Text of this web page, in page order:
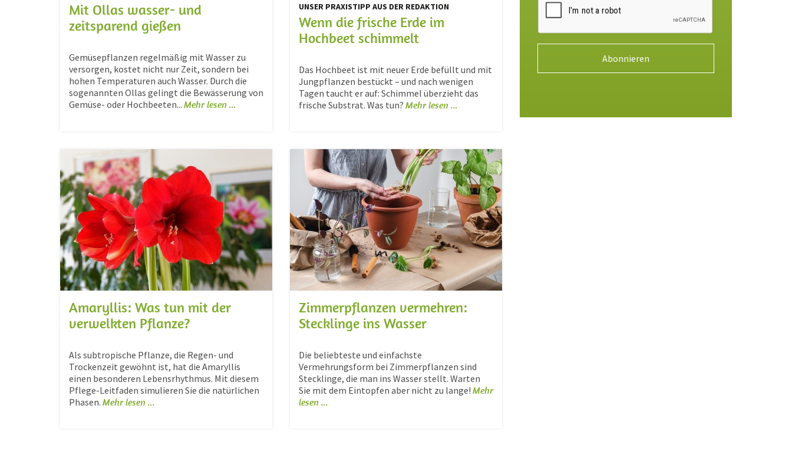
Mit Ollas wasser- und
zeitsparend gießen
Gemüsepflanzen regelmäßig mit Wasser zu
versorgen, kostet nicht nur Zeit, sondern bei
hohen Temperaturen auch Wasser. Durch die
sogenannten Ollas gelingt die Bewässerung von
Gemüse- oder Hochbeeten... Mehr lesen ...
UNSER PRAXISTIPP AUS DER REDAKTION
Wenn die frische Erde im
Hochbeet schimmelt
Das Hochbeet ist mit neuer Erde befüllt und mit
Jungpflanzen bestückt – und nach wenigen
Tagen taucht er auf: Schimmel überzieht das
frische Substrat. Was tun? Mehr lesen ...
Amaryllis: Was tun mit der
verwelkten Pflanze?
Als subtropische Pflanze, die Regen- und
Trockenzeit gewöhnt ist, hat die Amaryllis
einen besonderen Lebensrhythmus. Mit diesem
Pflege-Leitfaden simulieren Sie die natürlichen
Phasen. Mehr lesen ...
Zimmerpflanzen vermehren:
Stecklinge ins Wasser
Die beliebteste und einfachste
Vermehrungsform bei Zimmerpflanzen sind
Stecklinge, die man ins Wasser stellt. Warten
Sie mit dem Eintopfen aber nicht zu lange! Mehr
lesen ...
Abonnieren